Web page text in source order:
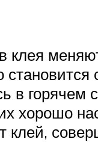
клея
в горячем
хорошо
клей,